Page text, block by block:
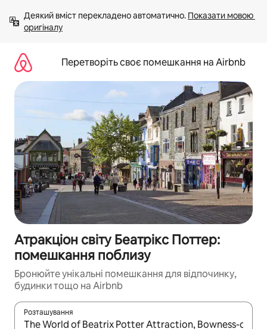
вмісту
Деякий вміст перекладено автоматично. Показати мовою
оригіналу
Перетворіть своє помешкання на Airbnb
Атракціон світу Беатрікс Поттер:
помешкання поблизу
Бронюйте унікальні помешкання для відпочинку,
будинки тощо на Airbnb
Розташування
Отримавши результати пошуку, використовуйте для